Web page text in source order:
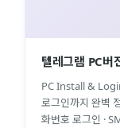
텔레그램 PC버
PC Install &
로그인까지 완벽
화번호 로그인 ·